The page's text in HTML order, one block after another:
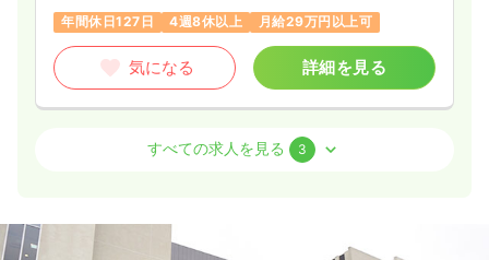
年間休日127日
4週8休以上 月給29万円以上可
気になる 詳細を見る
オペ室(手術室)正看護師
24.3
すべての求人を見る 3